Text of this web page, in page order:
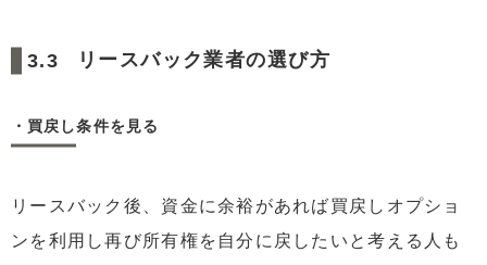
リースバック業者の選び方
・買戻し条件を見る
リースバック後、資金に余裕があれば買戻しオプショ
ンを利用し再び所有権を自分に戻したいと考える人も